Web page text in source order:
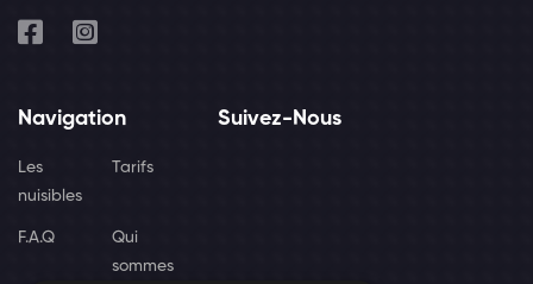
Navigation
Les
nuisibles
Tarifs
F.A.Q
Qui
sommes
Suivez-Nous